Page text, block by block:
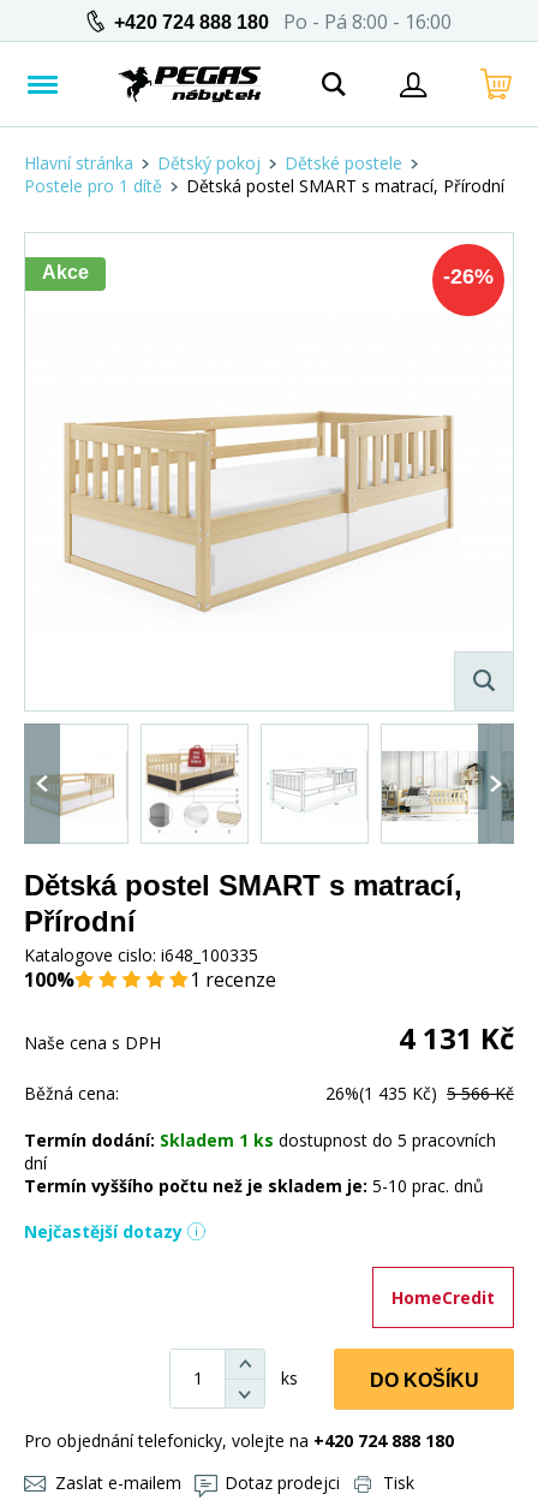
+420 724 888 180 Po - Pá 8:00 - 16:00
Hlavní stránka Dětský pokoj
Dětské postele
Postele pro 1 dítě
Dětská postel SMART s matrací, Přírodní
-26%
Akce
Dětská postel SMART s matrací,
Přírodní
Katalogove cislo: i648_100335
100% 1 recenze
Naše cena s DPH 4 131 Kč
Běžná cena: 26%(1 435 Kč) 5 566 Kč
Termín dodání: Skladem 1 ks dostupnost do 5 pracovních
dní
Termín vyššího počtu než je skladem je: 5-10 prac. dnů
Nejčastější dotazy
HomeCredit
ks DO KOŠÍKU
Pro objednání telefonicky, volejte na +420 724 888 180
Zaslat e-mailem
Dotaz prodejci Tisk